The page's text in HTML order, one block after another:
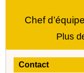
Chef
Plus
Contact